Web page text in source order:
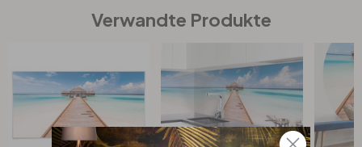
Verwandte Produkte